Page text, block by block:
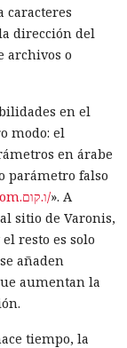
dirección del
archivos o
en el
modo: el
en árabe
parámetro falso
https://varonis.com.ו.קום/». A
sitio de Varonis,
añaden
aumentan la
tiempo, la